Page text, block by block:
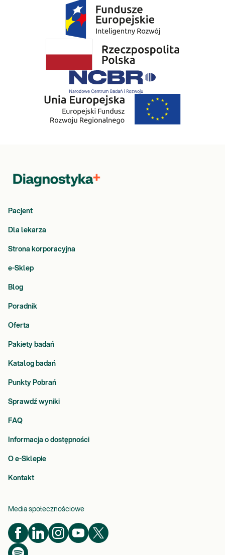
Pacjent
Dla lekarza
Strona korporacyjna
e-Sklep
Blog
Poradnik
Oferta
Pakiety badań
Katalog badań
Punkty Pobrań
Sprawdź wyniki
FAQ
Informacja o dostępności
O e-Sklepie
Kontakt
Media społecznościowe